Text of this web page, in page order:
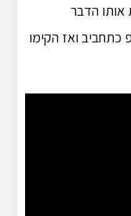
אותו הדבר
ואז הקימו